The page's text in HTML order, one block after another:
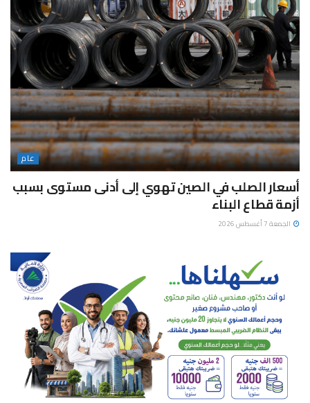
عام
أسعار الصلب في الصين تهوي إلى أدنى مستوى بسبب
أزمة قطاع البناء
الجمعة 7 أغسطس 2026